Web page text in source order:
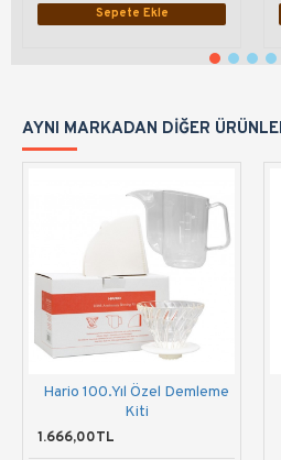
Sepete Ekle
AYNI MARKADAN DIĞER
Hario 100.Yıl Özel Demleme
Kiti
1.666,00TL